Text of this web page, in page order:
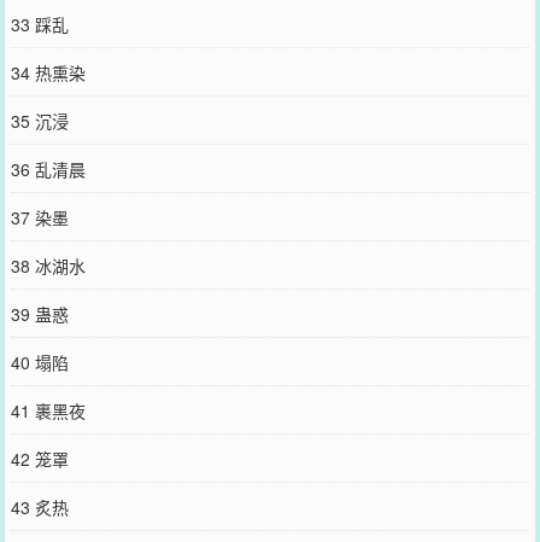
33 踩乱
34 热熏染
35 沉浸
36 乱清晨
37 染墨
38 冰湖水
39 蛊惑
40 塌陷
41 裹黑夜
42 笼罩
43 炙热